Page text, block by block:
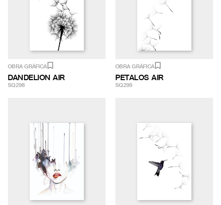
OBRA GRÁFICA
DANDELION AIR
SQ298
OBRA GRÁFICA
PETALOS AIR
SQ299